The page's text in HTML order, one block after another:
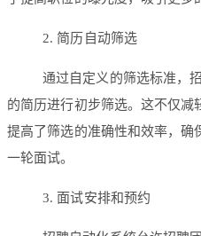
2. 简历自动筛选
通过自定义的筛选标准，
的简历进行初步筛选。这不仅减
提高了筛选的准确性和效率，确
一轮面试。
3. 面试安排和预约